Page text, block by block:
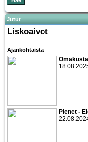
Jutut
Liskoaivot
Ajankohtaista
Pienet -